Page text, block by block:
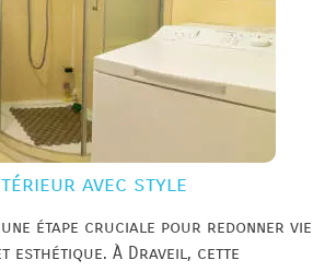
avec style
une étape cruciale pour redonner vie
esthétique. À Draveil, cette